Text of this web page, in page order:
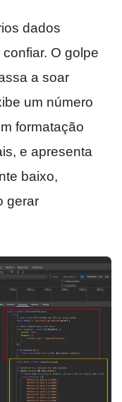
dados
O golpe
a soar
um número
formatação
e apresenta
baixo,
gerar